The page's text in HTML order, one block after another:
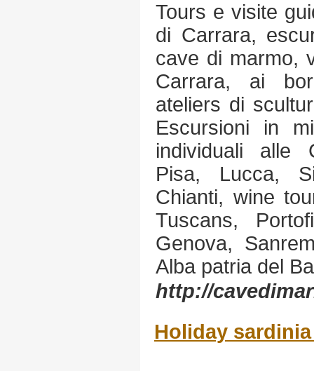
Tours e visite
di Carrara,
cave di marmo,
Carrara, ai
ateliers di
Escursioni in
individuali alle
Pisa, Lucca,
Chianti, wine
Tuscans,
Genova,
Alba patria del
http://
Holiday